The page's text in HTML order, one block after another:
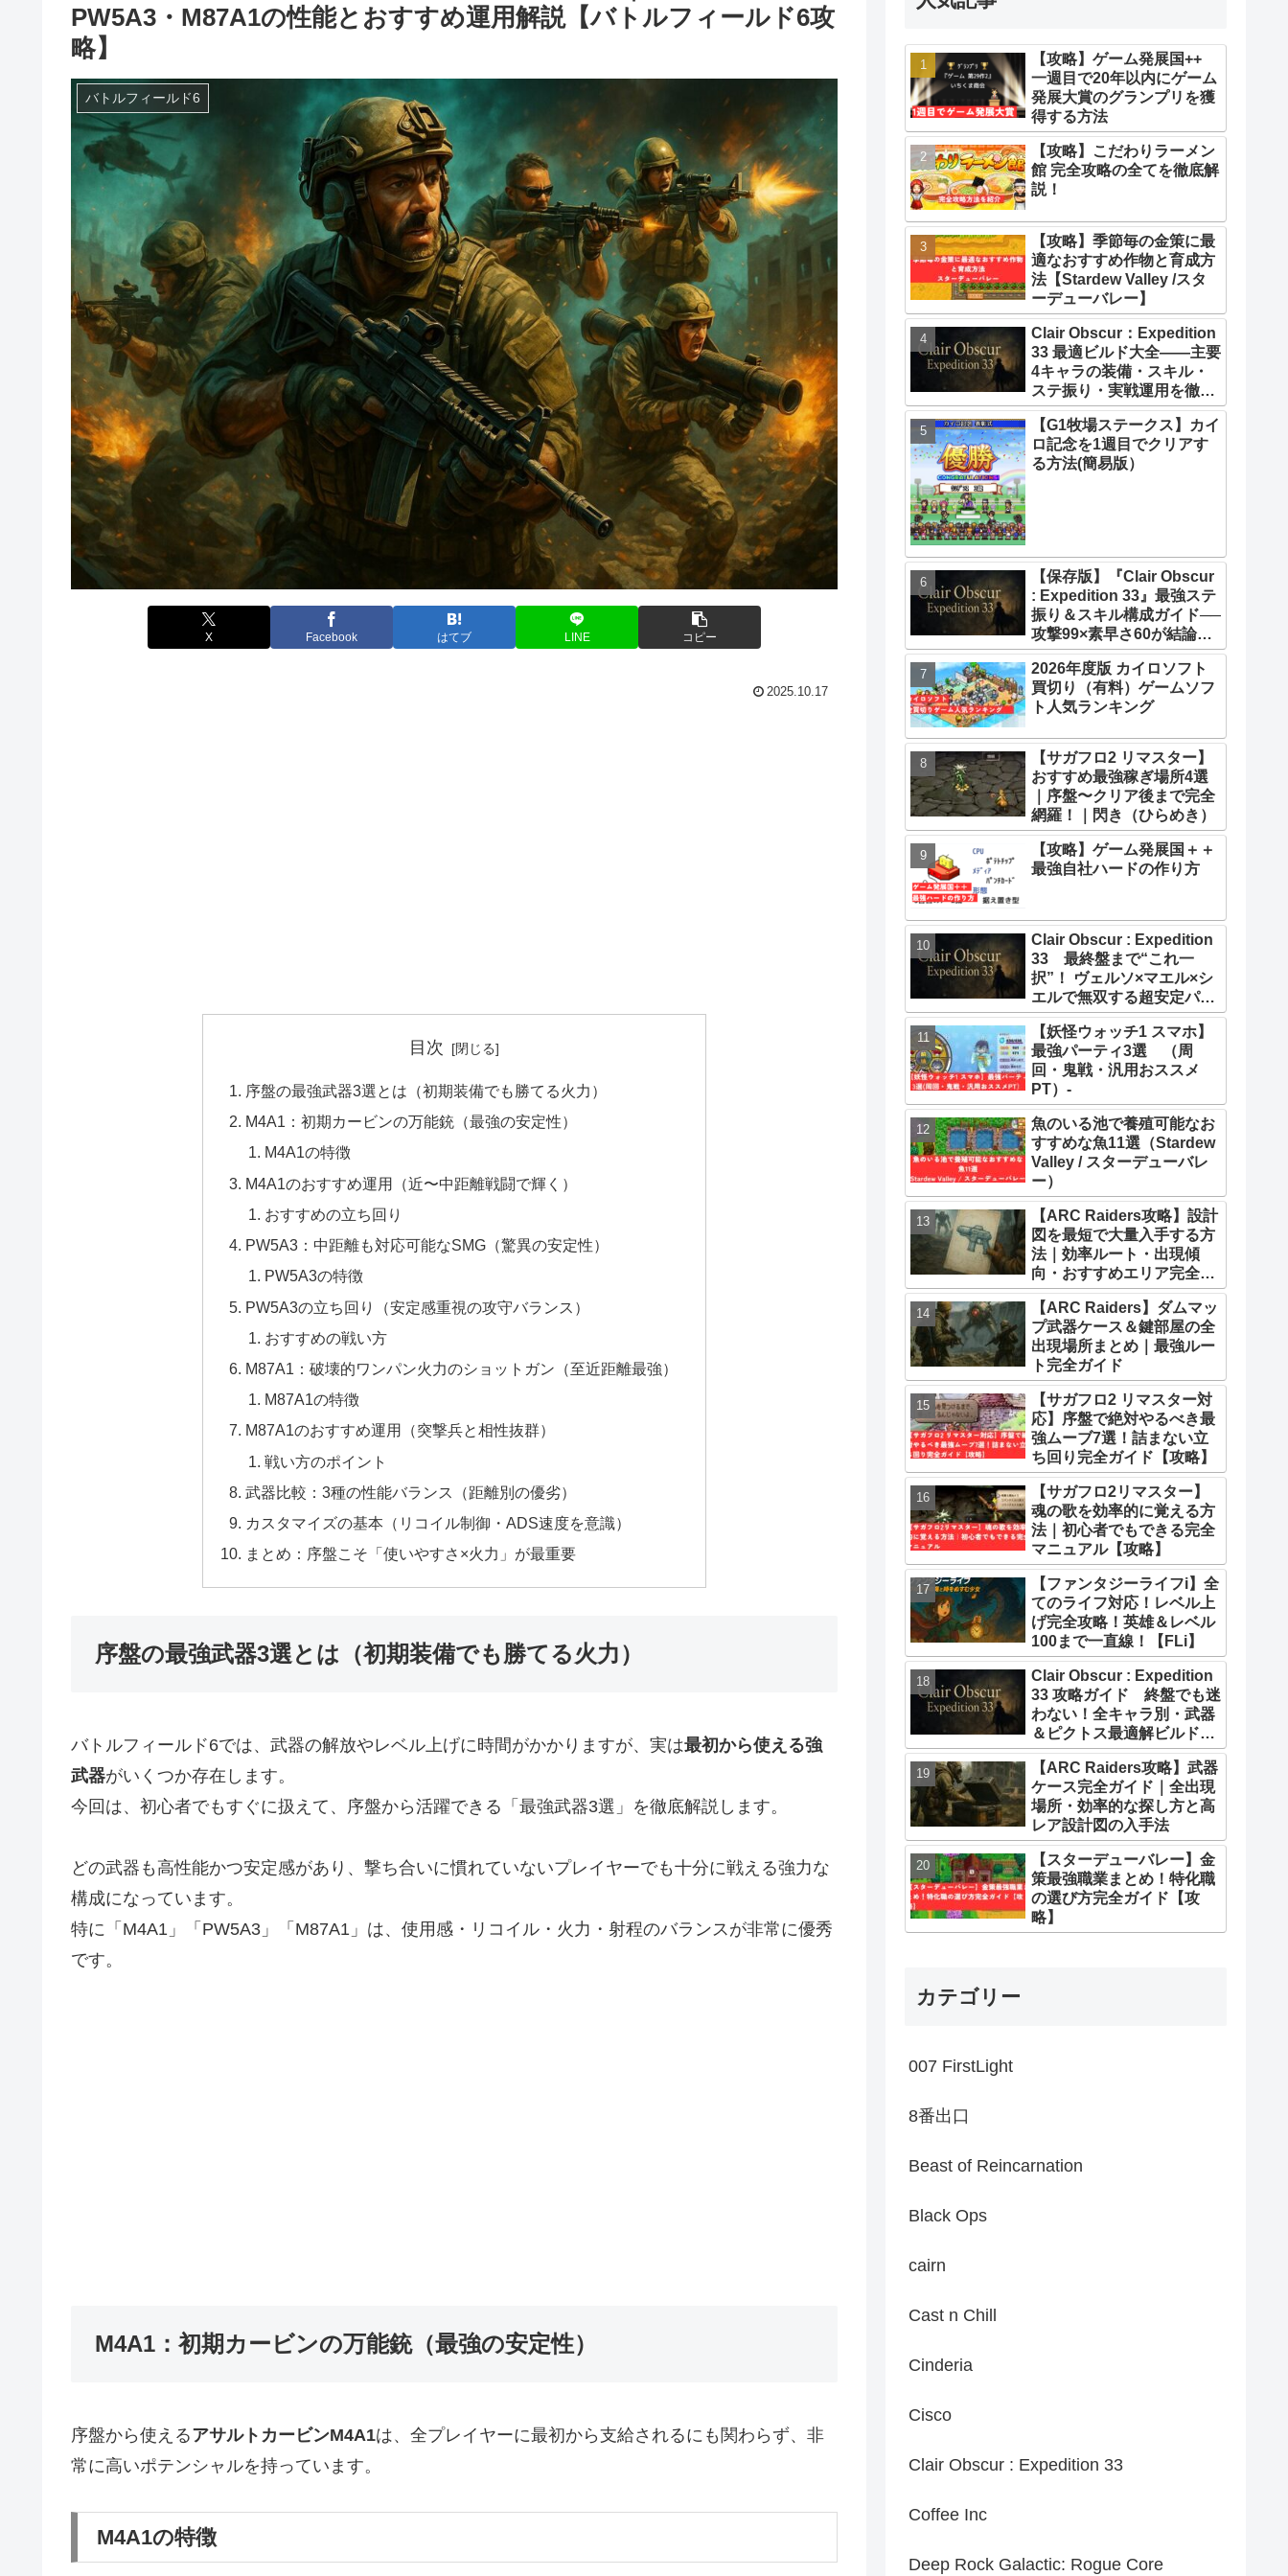
PW5A3・M87A1の性能とおすすめ運用解説【バトルフィールド6攻
略】
バトルフィールド6
X Facebook はてブ LINE コピー
2025.10.17
目次
序盤の最強武器3選とは（初期装備でも勝てる火力）
M4A1：初期カービンの万能銃（最強の安定性）
M4A1の特徴
M4A1のおすすめ運用（近〜中距離戦闘で輝く）
おすすめの立ち回り
PW5A3：中距離も対応可能なSMG（驚異の安定性）
PW5A3の特徴
PW5A3の立ち回り（安定感重視の攻守バランス）
おすすめの戦い方
M87A1：破壊的ワンパン火力のショットガン（至近距離最強）
M87A1の特徴
M87A1のおすすめ運用（突撃兵と相性抜群）
戦い方のポイント
武器比較：3種の性能バランス（距離別の優劣）
カスタマイズの基本（リコイル制御・ADS速度を意識）
まとめ：序盤こそ「使いやすさ×火力」が最重要
序盤の最強武器3選とは（初期装備でも勝てる火力）
バトルフィールド6では、武器の解放やレベル上げに時間がかかりますが、実は最初から使える強
武器がいくつか存在します。
今回は、初心者でもすぐに扱えて、序盤から活躍できる「最強武器3選」を徹底解説します。
どの武器も高性能かつ安定感があり、撃ち合いに慣れていないプレイヤーでも十分に戦える強力な
構成になっています。
特に「M4A1」「PW5A3」「M87A1」は、使用感・リコイル・火力・射程のバランスが非常に優秀
です。
M4A1：初期カービンの万能銃（最強の安定性）
序盤から使えるアサルトカービンM4A1は、全プレイヤーに最初から支給されるにも関わらず、非
常に高いポテンシャルを持っています。
M4A1の特徴
【攻略】ゲーム発展国++
一週目で20年以内にゲーム
発展大賞のグランプリを獲
得する方法
【攻略】こだわりラーメン
館 完全攻略の全てを徹底解
説！
【攻略】季節毎の金策に最
適なおすすめ作物と育成方
法【Stardew Valley /スタ
ーデューバレー】
Clair Obscur：Expedition
33 最適ビルド大全――主要
4キャラの装備・スキル・
ステ振り・実戦運用を徹底
解説【クレールオブスキュ
ール エクスペディション
33】【攻略】
【G1牧場ステークス】カイ
ロ記念を1週目でクリアす
る方法(簡易版）
【保存版】『Clair Obscur
: Expedition 33』最強ステ
振り＆スキル構成ガイド──
攻撃99×素早さ60が結論！
全キャラ万能ビルド徹底解
説
2026年度版 カイロソフト
買切り（有料）ゲームソフ
ト人気ランキング
【サガフロ2 リマスター】
おすすめ最強稼ぎ場所4選
｜序盤〜クリア後まで完全
網羅！｜閃き（ひらめき）
【攻略】ゲーム発展国＋＋
最強自社ハードの作り方
Clair Obscur : Expedition
33 最終盤まで“これ一
択”！ ヴェルソ×マエル×シ
エルで無双する超安定パー
ティー構築ガイド
【妖怪ウォッチ1 スマホ】
最強パーティ3選 （周
回・鬼戦・汎用おススメ
PT）-
魚のいる池で養殖可能なお
すすめな魚11選（Stardew
Valley / スターデューバレ
ー）
【ARC Raiders攻略】設計
図を最短で大量入手する方
法｜効率ルート・出現傾
向・おすすめエリア完全ま
とめ
【ARC Raiders】ダムマッ
プ武器ケース＆鍵部屋の全
出現場所まとめ｜最強ルー
ト完全ガイド
【サガフロ2 リマスター対
応】序盤で絶対やるべき最
強ムーブ7選！詰まない立
ち回り完全ガイド【攻略】
【サガフロ2リマスター】
魂の歌を効率的に覚える方
法｜初心者でもできる完全
マニュアル【攻略】
【ファンタジーライフi】全
てのライフ対応！レベル上
げ完全攻略！英雄＆レベル
100まで一直線！【FLi】
Clair Obscur : Expedition
33 攻略ガイド 終盤でも迷
わない！全キャラ別・武器
＆ピクトス最適解ビルドま
とめ
【ARC Raiders攻略】武器
ケース完全ガイド｜全出現
場所・効率的な探し方と高
レア設計図の入手法
【スターデューバレー】金
策最強職業まとめ！特化職
の選び方完全ガイド【攻
略】
カテゴリー
007 FirstLight
8番出口
Beast of Reincarnation
Black Ops
cairn
Cast n Chill
Cinderia
Cisco
Clair Obscur : Expedition 33
Coffee Inc
Deep Rock Galactic: Rogue Core